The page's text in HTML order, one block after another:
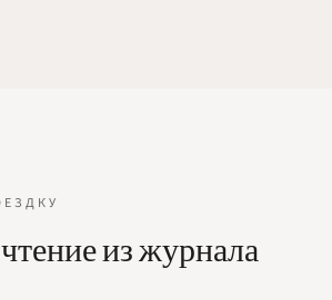
из журнала